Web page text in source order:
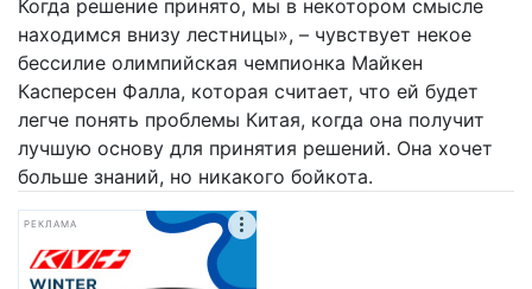
Когда решение принято, мы в некотором смысле
находимся внизу лестницы», – чувствует некое
бессилие олимпийская чемпионка Майкен
Касперсен Фалла, которая считает, что ей будет
легче понять проблемы Китая, когда она получит
лучшую основу для принятия решений. Она хочет
больше знаний, но никакого бойкота.
РЕКЛАМА